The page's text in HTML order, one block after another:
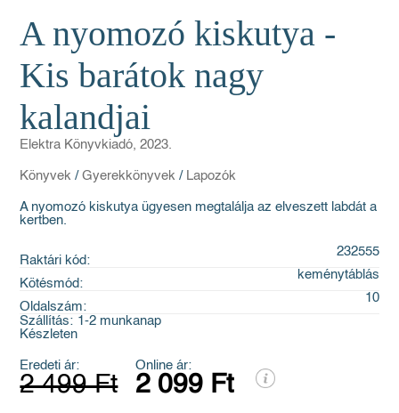
A nyomozó kiskutya -
Kis barátok nagy
kalandjai
Elektra Könyvkiadó, 2023.
Könyvek / Gyerekkönyvek / Lapozók
A nyomozó kiskutya ügyesen megtalálja az elveszett labdát a
kertben.
Raktári kód:
232555
Kötésmód:
keménytáblás
Oldalszám:
10
Szállítás: 1-2 munkanap
Készleten
Eredeti ár:
2 499 Ft
Online ár:
2 099 Ft